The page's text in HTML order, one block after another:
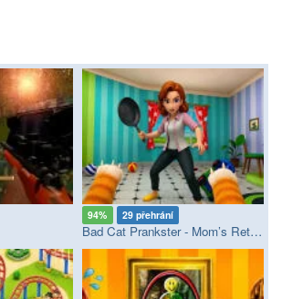
94% 29 přehrání
Bad Cat Prankster - Mom’s Return